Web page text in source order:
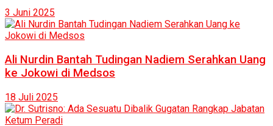
3 Juni 2025
Ali Nurdin Bantah Tudingan Nadiem Serahkan Uang
ke Jokowi di Medsos
18 Juli 2025